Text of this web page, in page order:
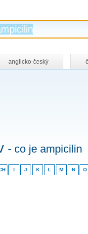
anglicko-český
- co je ampicilin
I J K L M N O